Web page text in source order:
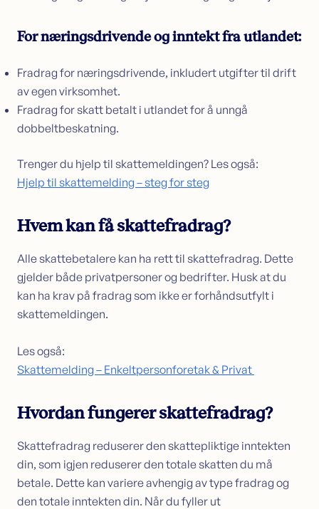
For næringsdrivende og inntekt fra utlandet:
Fradrag for næringsdrivende, inkludert utgifter til drift
av egen virksomhet.
Fradrag for skatt betalt i utlandet for å unngå
dobbeltbeskatning.
Trenger du hjelp til skattemeldingen? Les også:
Hjelp til skattemelding – steg for steg
Hvem kan få skattefradrag?
Alle skattebetalere kan ha rett til skattefradrag. Dette
gjelder både privatpersoner og bedrifter. Husk at du
kan ha krav på fradrag som ikke er forhåndsutfylt i
skattemeldingen.
Les også:
Skattemelding – Enkeltpersonforetak & Privat
Hvordan fungerer skattefradrag?
Skattefradrag reduserer den skattepliktige inntekten
din, som igjen reduserer den totale skatten du må
betale. Dette kan variere avhengig av type fradrag og
den totale inntekten din. Når du fyller ut